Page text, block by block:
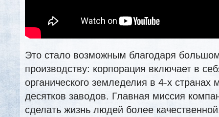
Это стало возможным благодаря
производству: корпорация включает в
органического земледелия в 4-х странах
десятков заводов. Главная миссия
сделать жизнь людей более